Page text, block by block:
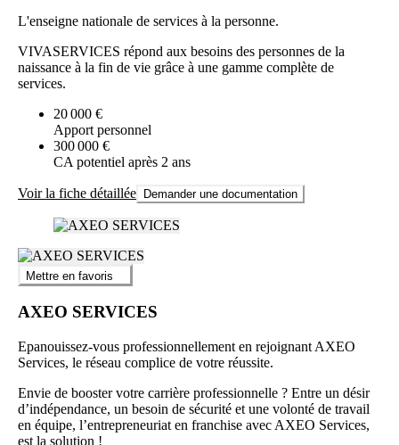
L'enseigne nationale de services à la personne.
VIVASERVICES répond aux besoins des personnes de la
naissance à la fin de vie grâce à une gamme complète de
services.
20 000 €
Apport personnel
300 000 €
CA potentiel après 2 ans
Voir la fiche détaillée Demander une documentation
Mettre en favoris
AXEO SERVICES
Epanouissez-vous professionnellement en rejoignant AXEO
Services, le réseau complice de votre réussite.
Envie de booster votre carrière professionnelle ? Entre un désir
d’indépendance, un besoin de sécurité et une volonté de travail
en équipe, l’entrepreneuriat en franchise avec AXEO Services,
est la solution !